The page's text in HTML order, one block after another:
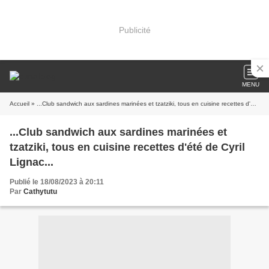
Publicité
MENU
Accueil » ...Club sandwich aux sardines marinées et tzatziki, tous en cuisine recettes d'été de Cyril Lignac...
...Club sandwich aux sardines marinées et
tzatziki, tous en cuisine recettes d'été de Cyril
Lignac...
Publié le 18/08/2023 à 20:11
Par Cathytutu